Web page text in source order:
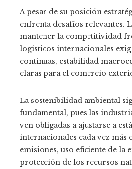
A pesar de su posición
enfrenta desafíos relevantes.
mantener la competitividad
logísticos internacionales
continuas, estabilidad
claras para el comercio
La sostenibilidad ambiental
fundamental, pues las
ven obligadas a ajustarse a
internacionales cada vez más
emisiones, uso eficiente de la
protección de los recursos